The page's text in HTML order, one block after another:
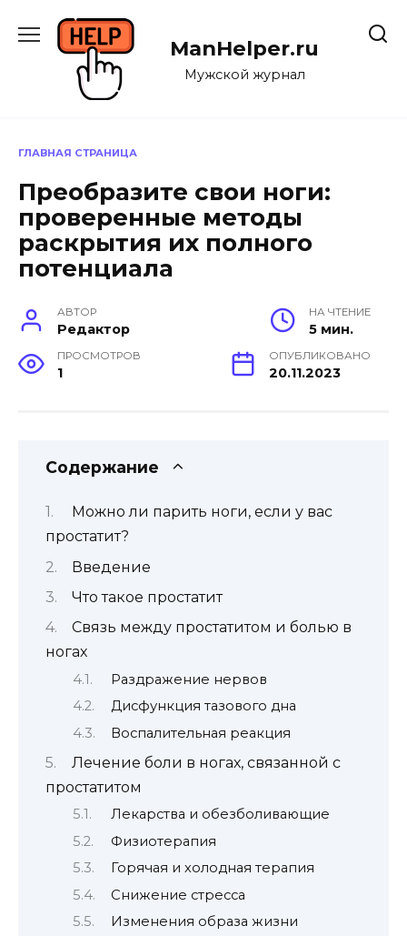
содержанию
ManHelper.ru
Мужской журнал
ГЛАВНАЯ СТРАНИЦА
Преобразите свои ноги:
проверенные методы
раскрытия их полного
потенциала
АВТОР
Редактор
НА ЧТЕНИЕ
5 мин.
ПРОСМОТРОВ
1
ОПУБЛИКОВАНО
20.11.2023
Содержание
Можно ли парить ноги, если у вас
простатит?
Введение
Что такое простатит
Связь между простатитом и болью в
ногах
Раздражение нервов
Дисфункция тазового дна
Воспалительная реакция
Лечение боли в ногах, связанной с
простатитом
Лекарства и обезболивающие
Физиотерапия
Горячая и холодная терапия
Снижение стресса
Изменения образа жизни